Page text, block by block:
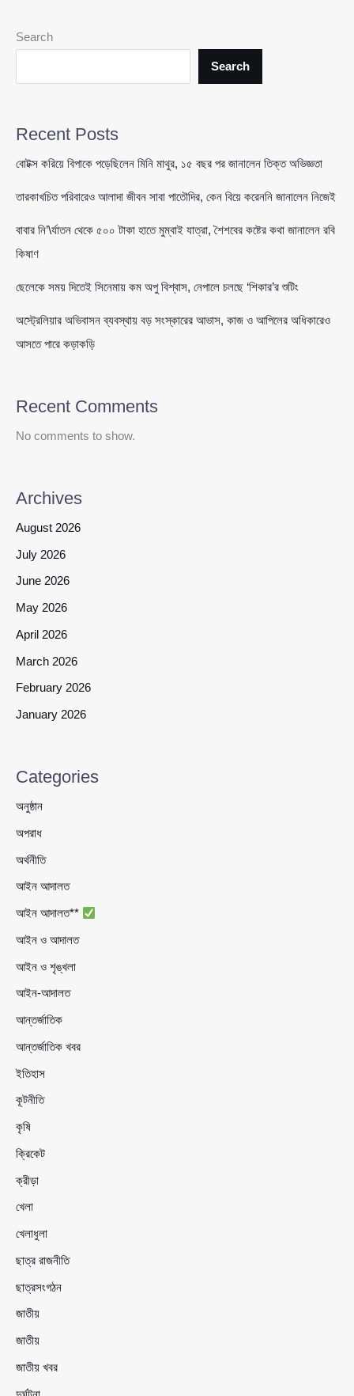
থেকে
নাবিক
সবাইকে
নেওয়া
করাচিতে
Search
Search
Recent Posts
বোটক্স করিয়ে বিপাকে পড়েছিলেন মিনি মাথুর, ১৫ বছর পর জানালেন তিক্ত অভিজ্ঞতা
তারকাখচিত পরিবারেও আলাদা জীবন সাবা পাতৌদির, কেন বিয়ে করেননি জানালেন নিজেই
বাবার নি’\র্যাতন থেকে ৫০০ টাকা হাতে মুম্বাই যাত্রা, শৈশবের কষ্টের কথা জানালেন রবি
কিষাণ
ছেলেকে সময় দিতেই সিনেমায় কম অপু বিশ্বাস, নেপালে চলছে ‘শিকার’র শুটিং
অস্ট্রেলিয়ার অভিবাসন ব্যবস্থায় বড় সংস্কারের আভাস, কাজ ও আপিলের অধিকারেও
আসতে পারে কড়াকড়ি
Recent Comments
No comments to show.
Archives
August 2026
July 2026
June 2026
May 2026
April 2026
March 2026
February 2026
January 2026
Categories
অনুষ্ঠান
অপরাধ
অর্থনীতি
আইন আদালত
আইন আদালত**
আইন ও আদালত
আইন ও শৃঙ্খলা
আইন-আদালত
আন্তর্জাতিক
আন্তর্জাতিক খবর
ইতিহাস
কূটনীতি
কৃষি
ক্রিকেট
ক্রীড়া
খেলা
খেলাধুলা
ছাত্র রাজনীতি
ছাত্রসংগঠন
জাতীয়
জাতীয়
জাতীয় খবর